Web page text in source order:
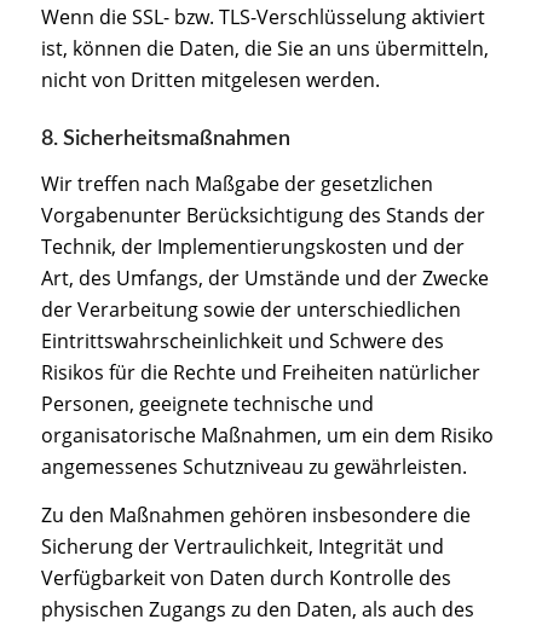
Wenn die SSL- bzw. TLS-Verschlüsselung aktiviert
ist, können die Daten, die Sie an uns übermitteln,
nicht von Dritten mitgelesen werden.
8. Sicherheitsmaßnahmen
Wir treffen nach Maßgabe der gesetzlichen
Vorgabenunter Berücksichtigung des Stands der
Technik, der Implementierungskosten und der
Art, des Umfangs, der Umstände und der Zwecke
der Verarbeitung sowie der unterschiedlichen
Eintrittswahrscheinlichkeit und Schwere des
Risikos für die Rechte und Freiheiten natürlicher
Personen, geeignete technische und
organisatorische Maßnahmen, um ein dem Risiko
angemessenes Schutzniveau zu gewährleisten.
Zu den Maßnahmen gehören insbesondere die
Sicherung der Vertraulichkeit, Integrität und
Verfügbarkeit von Daten durch Kontrolle des
physischen Zugangs zu den Daten, als auch des